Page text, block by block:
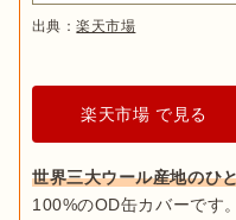
出典：楽天市場
楽天市場 で見る
世界三大ウール産地のひ
100%のOD缶カバーです